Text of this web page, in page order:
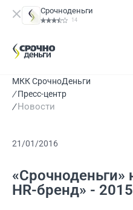
Срочноденьги
14
МКК СрочноДеньги
Пресс-центр
Новости
21/01/2016
HR-бренд» - 2015